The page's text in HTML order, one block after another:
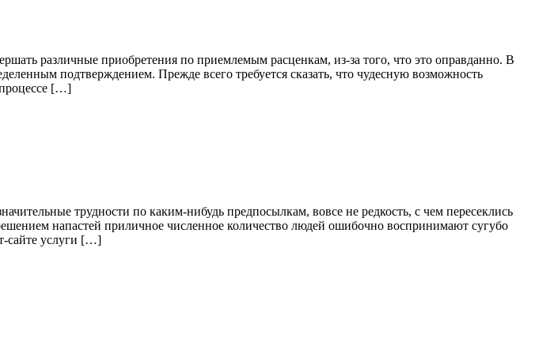
различные приобретения по приемлемым расценкам, из-за того, что это оправданно. В
подтверждением. Прежде всего требуется сказать, что чудесную возможность
процессе […]
трудности по каким-нибудь предпосылкам, вовсе не редкость, с чем пересеклись
напастей приличное численное количество людей ошибочно воспринимают сугубо
сайте услуги […]